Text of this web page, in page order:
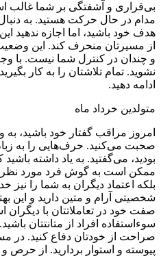
بی‌قراری و آشفتگی بر شما غالب
مدام در حال حرکت هستید. به
هدف خود باشید، اما اجازه ندهید
از مسیرتان منحرف کند. این
و چندان در کنترل شما نیست. با
نشوید. تمام تلاشتان را به کار
ادامه دهید.
متولدین خرداد ماه
امروز مراقب گفتار خود باشید، به
صحبت می‌کنید. حرف‌هایی را به زبان
بودید، می‌گفتید. به یاد داشته
ممکن است به گوش فرد مورد نظر
بلکه اعتماد دیگران به شما را نیز
شخصیتی آرام و متین دارید و این
صفت خود در تعاملاتتان با دیگران
سوءاستفاده افراد از متانتتان
صراحت از خودتان دفاع کنید. در
پیوسته و استوار بردارید. از